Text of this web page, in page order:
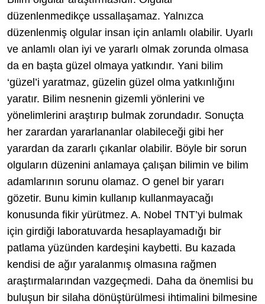
düzenlenmedikçe ussallaşamaz. Yalnızca
düzenlenmiş olgular insan için anlamlı olabilir. Uyarlı
ve anlamlı olan iyi ve yararlı olmak zorunda olmasa
da en başta güzel olmaya yatkındır. Yani bilim
‘güzel’i yaratmaz, güzelin güzel olma yatkınlığını
yaratır. Bilim nesnenin gizemli yönlerini ve
yönelimlerini araştırıp bulmak zorundadır. Sonuçta
her zarardan yararlananlar olabileceği gibi her
yarardan da zararlı çıkanlar olabilir. Böyle bir sorun
olguların düzenini anlamaya çalışan bilimin ve bilim
adamlarının sorunu olamaz. O genel bir yararı
gözetir. Bunu kimin kullanıp kullanmayacağı
konusunda fikir yürütmez. A. Nobel TNT’yi bulmak
için girdiği laboratuvarda hesaplayamadığı bir
patlama yüzünden kardeşini kaybetti. Bu kazada
kendisi de ağır yaralanmış olmasına rağmen
araştırmalarından vazgeçmedi. Daha da önemlisi bu
buluşun bir silaha dönüştürülmesi ihtimalini bilmesine